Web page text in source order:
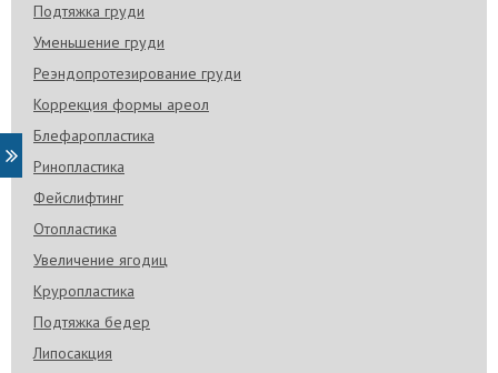
Подтяжка груди
Уменьшение груди
Реэндопротезирование груди
Коррекция формы ареол
Блефаропластика
Ринопластика
Фейслифтинг
Отопластика
Увеличение ягодиц
Круропластика
Подтяжка бедер
Липосакция